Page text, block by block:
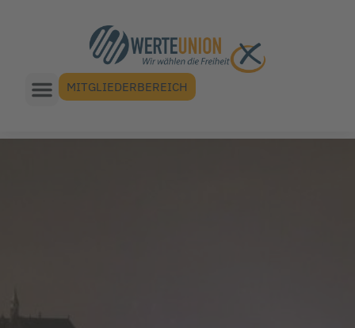
MITGLIEDERBEREICH